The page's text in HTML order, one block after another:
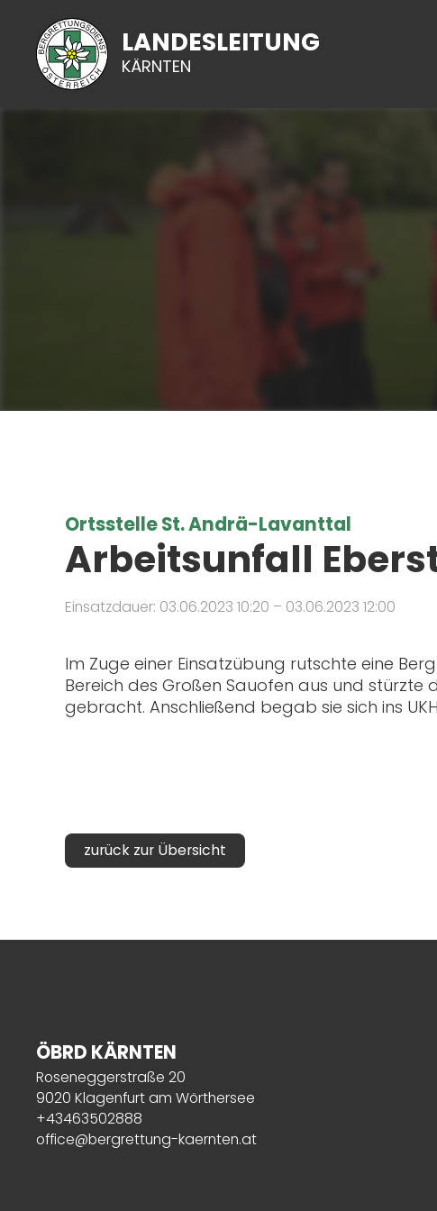
LANDESLEITUNG
KÄRNTEN
Ortsstelle St. Andrä-Lavanttal
Arbeitsunfall
Einsatzdauer: 03.06.2023 10:20 – 03.06.2023 12:00
Im Zuge einer Einsatzübung rutschte eine
Bereich des Großen Sauofen aus und
gebracht. Anschließend begab sie sich ins
zurück zur Übersicht
ÖBRD KÄRNTEN
Roseneggerstraße 20
9020 Klagenfurt am Wörthersee
+43463502888
office@bergrettung-kaernten.at